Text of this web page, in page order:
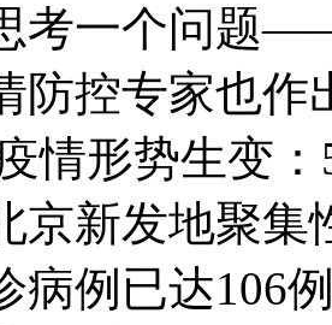
考一个问题
防控专家也作
情形势生变
京新发地聚
病例已达106